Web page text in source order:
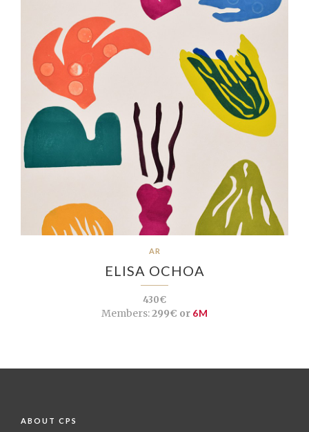
AR
ELISA OCHOA
430€
Members:299€ or 6M
ABOUT CPS